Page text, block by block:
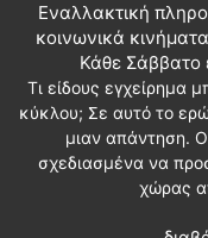
Εναλλακτική
κοινωνικά
Κάθε Σάββατο
Τι είδους εγχείρημα
κύκλου; Σε αυτό το
μιαν απάντηση.
σχεδιασμένα να
χώρας